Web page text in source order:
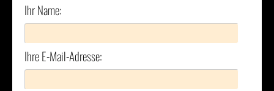
Ihr Name:
Ihre E-Mail-Adresse: